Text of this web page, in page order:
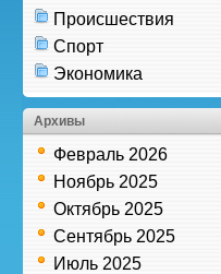
Происшествия
Спорт
Экономика
Архивы
Февраль 2026
Ноябрь 2025
Октябрь 2025
Сентябрь 2025
Июль 2025